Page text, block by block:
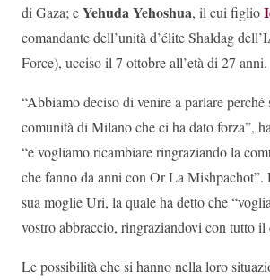
di Gaza; eYehuda Yehoshua, il cui figlio
comandante dell’unità d’élite Shaldag
Force), ucciso il 7 ottobre all’età di 27 anni.
“Abbiamo deciso di venire a parlare perché
comunità di Milano che ci ha dato forza”,
“e vogliamo ricambiare ringraziando la
che fanno da anni con Or La Mishpachot”.
sua moglie Uri, la quale ha detto che
vostro abbraccio, ringraziandovi con tutto il
Le possibilità che si hanno nella loro